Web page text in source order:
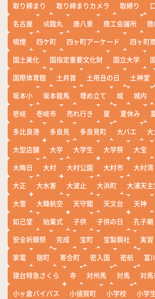
取り締まり
取り締まりカメラ 取締り
名古屋
咸臨丸 唐八景 商工会議所
噴煙
四ケ町 四ヶ町アーケード 四ヶ町
国土美化
国指定重要文化財 国立大学
国際体育館
土井首 土用丑の日 土神堂
坂本小
坂本龍馬 埋め立て 城 城内
壱岐
壱岐市 売れ行き 夏 夏休み
多比良港
多良見 多良見町 大バエ
大型店舗
大学 大学生 大学祭 大宝
大晦日
大村 大村公園 大村市 大村湾
大正
大水害 大波止 大浜町 大浦天主
大雪
大韓航空 天守閣 天文台 天神
如己堂
始業式 子供 子供の日 孔子廟
安全祈願祭
完成 宝町 宝製鋼社 実習
家電
宿町 寄合町 密入国 密航 富
寝台特急さくら
寺 対州馬 対馬 対
小ヶ倉バイパス
小値賀町 小学校 小学